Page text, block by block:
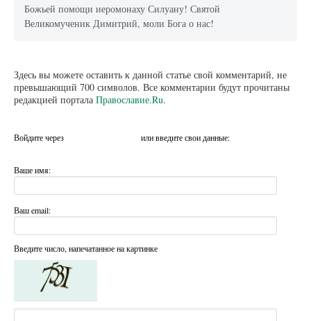
Божьей помощи иеромонаху Силуану! Святой
Великомученик Димитрий, моли Бога о нас!
Здесь вы можете оставить к данной статье свой комментарий, не
превышающий 700 символов. Все комментарии будут прочитаны
редакцией портала Православие.Ru.
Войдите через или введите свои данные:
Ваше имя:
Ваш email:
Введите число, напечатанное на картинке